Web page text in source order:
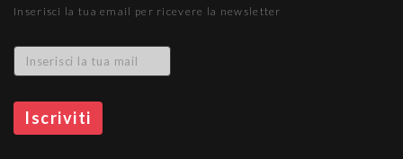
Inserisci la tua email per ricevere la newsletter